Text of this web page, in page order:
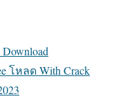
โหลด With Crack